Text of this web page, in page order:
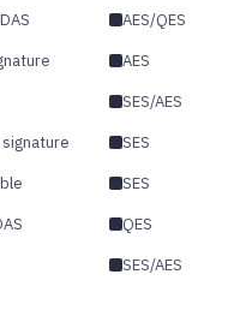
AES/QES
AES
SES/AES
SES
SES
QES
SES/AES